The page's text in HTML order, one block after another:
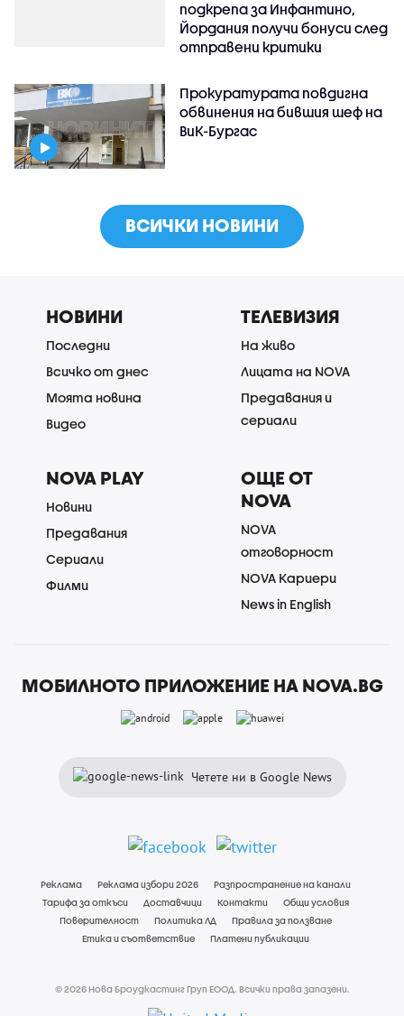
подкрепа за Инфантино,
Йордания получи бонуси след
отправени критики
Прокуратурата повдигна
обвинения на бившия шеф на
ВиК-Бургас
ВСИЧКИ НОВИНИ
НОВИНИ
Последни
Всичко от днес
Моята новина
Видео
ТЕЛЕВИЗИЯ
На живо
Лицата на NOVA
Предавания и
сериали
NOVA PLAY
Новини
Предавания
Сериали
Филми
ОЩЕ ОТ
NOVA
NOVA
отговорност
NOVA Кариери
News in English
МОБИЛНОТО ПРИЛОЖЕНИЕ НА NOVA.BG
Четете ни в Google News
Реклама Реклама избори 2026
Разпространение на канали
Тарифа за откъси
Доставчици Контакти
Общи условия
Поверителност
Политика ЛД
Правила за ползване
Етика и съответствие
Платени публикации
© 2026 Нова Броудкастинг Груп ЕООД. Всички права запазени.